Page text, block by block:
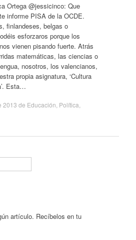
Ortega @jessicinco: Que
informe PISA de la OCDE.
finlandeses, belgas o
esforzaros porque los
vienen pisando fuerte. Atrás
matemáticas, las ciencias o
nosotros, los valencianos,
propia asignatura, ‘Cultura
Esta…
2013 de Educación Política
artículo. Recíbelos en tu